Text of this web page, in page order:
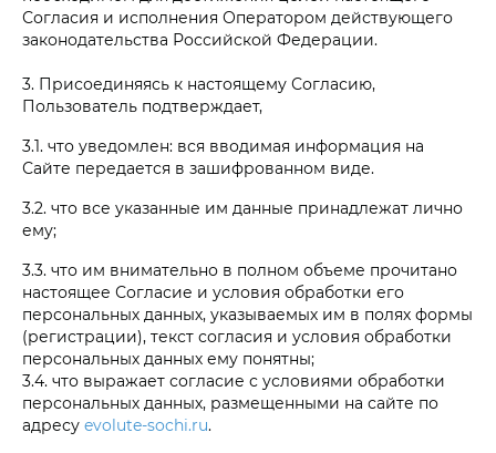
Согласия и исполнения Оператором действующего
законодательства Российской Федерации.
3. Присоединяясь к настоящему Согласию,
Пользователь подтверждает,
3.1. что уведомлен: вся вводимая информация на
Сайте передается в зашифрованном виде.
3.2. что все указанные им данные принадлежат лично
ему;
3.3. что им внимательно в полном объеме прочитано
настоящее Согласие и условия обработки его
персональных данных, указываемых им в полях формы
(регистрации), текст согласия и условия обработки
персональных данных ему понятны;
3.4. что выражает согласие с условиями обработки
персональных данных, размещенными на сайте по
адресу evolute-sochi.ru.